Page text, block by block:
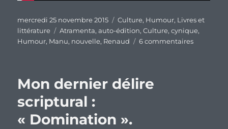
Publié
le
mercredi 25 novembre 2015 Catégories
Culture, Humour, Livres et
littérature
Étiquettes
Atramenta,auto-édition,Culture,cynique,
Humour, Manu, nouvelle, Renaud 6 commentairessur
Mon dernier délire
scriptural :
« Domination ».